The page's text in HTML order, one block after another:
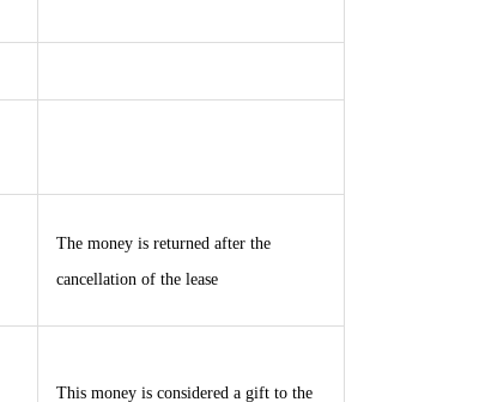
The money is returned after the
cancellation of the lease
This money is considered a gift to the